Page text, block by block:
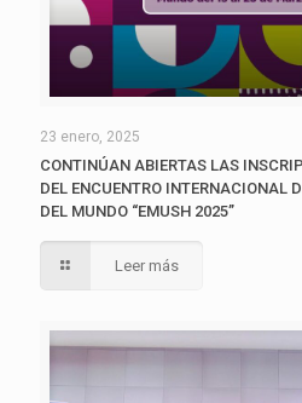
23 enero, 2025
CONTINÚAN ABIERTAS LAS
DEL ENCUENTRO INTERNACIONAL
DEL MUNDO “EMUSH 2025”
Leer más